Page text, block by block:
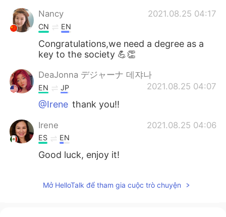
Português
Nancy 2021.08.25 04:17
CN EN
Congratulations,we need a degree as a
key to the society 💪👏
DeaJonna デジャーナ 데쟈나
2021.08.25 04:07
EN JP
@Irene thank you!!
Irene 2021.08.25 04:06
ES EN
Good luck, enjoy it!
Mở HelloTalk để tham gia cuộc trò chuyện